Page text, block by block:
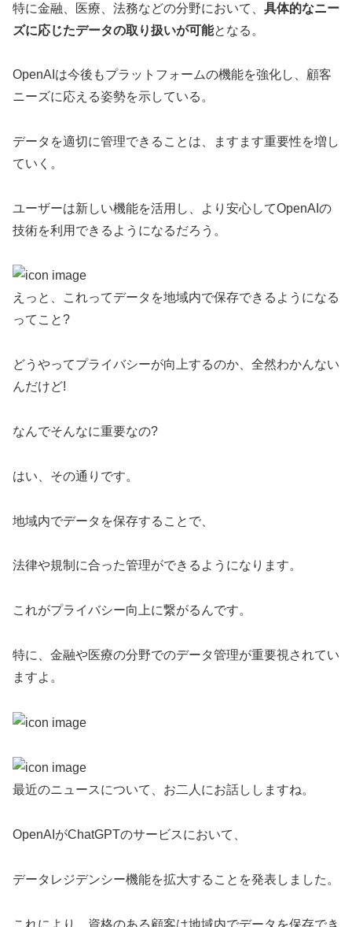
特に金融、医療、法務などの分野において、 具体的なニー
ズに応じたデータの取り扱いが可能となる。
OpenAIは今後もプラットフォームの機能を強化し、顧客
ニーズに応える姿勢を示している。
データを適切に管理できることは、ますます重要性を増し
ていく。
ユーザーは新しい機能を活用し、より安心してOpenAIの
技術を利用できるようになるだろう。
えっと、これってデータを地域内で保存できるようになる
ってこと?
どうやってプライバシーが向上するのか、全然わかんない
んだけど!
なんでそんなに重要なの?
はい、その通りです。
地域内でデータを保存することで、
法律や規制に合った管理ができるようになります。
これがプライバシー向上に繋がるんです。
特に、金融や医療の分野でのデータ管理が重要視されてい
ますよ。
最近のニュースについて、お二人にお話ししますね。
OpenAIがChatGPTのサービスにおいて、
データレジデンシー機能を拡大することを発表しました。
これにより、資格のある顧客は地域内でデータを保存でき